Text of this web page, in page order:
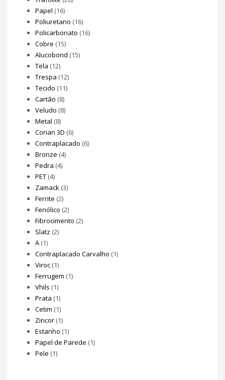
Papel (16)
Poliuretano (16)
Policarbonato (16)
Cobre (15)
Alucobond (15)
Tela (12)
Trespa (12)
Tecido (11)
Cartão (8)
Veludo (8)
Metal (8)
Corian 3D (6)
Contraplacado (6)
Bronze (4)
Pedra (4)
PET (4)
Zamack (3)
Ferrite (2)
Fenólico (2)
Fibrocimento (2)
Slatz (2)
A (1)
Contraplacado Carvalho (1)
Viroc (1)
Ferrugem (1)
Vhils (1)
Prata (1)
Cetim (1)
Zincor (1)
Estanho (1)
Papel de Parede (1)
Pele (1)